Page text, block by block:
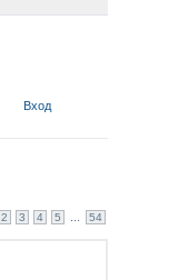
Вход
2 3 4 5 54